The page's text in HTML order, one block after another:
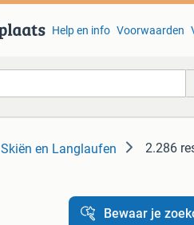
Help en info Voorwaarden
Skiën en Langlaufen 2.286
Bewaar je